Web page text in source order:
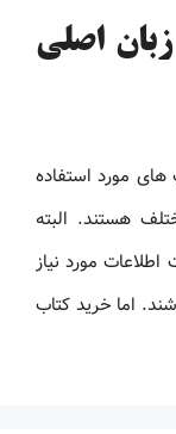
اصلی
مورد استفاده
هستند. البته
مورد نیاز
اما خرید کتاب